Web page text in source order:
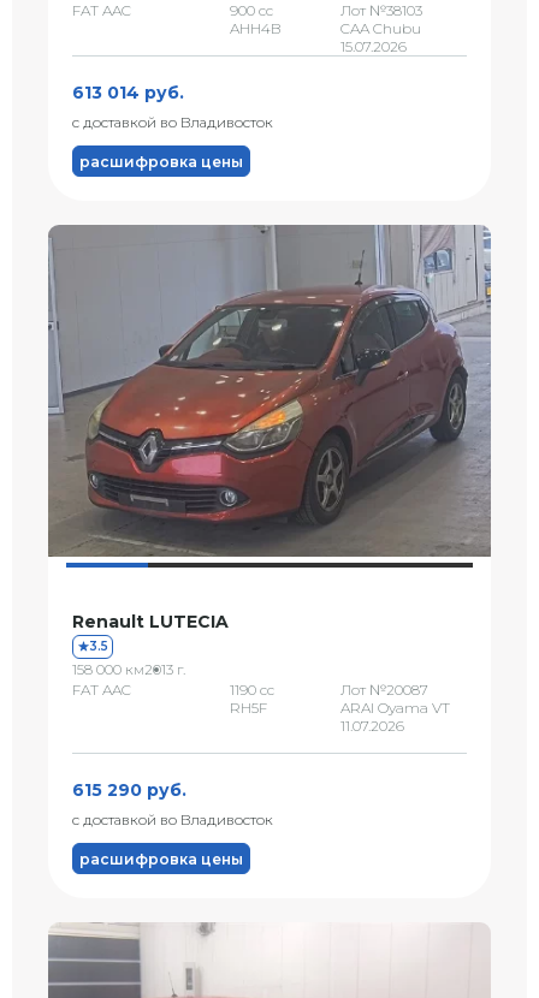
FAT AAC
900 сс
AHH4B
Лот №38103
CAA Chubu
15.07.2026
613 014 руб.
с доставкой во Владивосток
расшифровка цены
Renault LUTECIA
3.5
158 000 км2013 г.
FAT AAC
1190 сс
RH5F
Лот №20087
ARAI Oyama VT
11.07.2026
615 290 руб.
с доставкой во Владивосток
расшифровка цены